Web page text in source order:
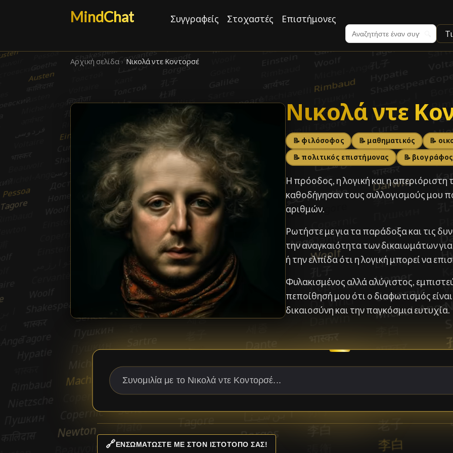
MindChat Συγγραφείς Στοχαστές Επιστήμονες
Αρχική σελίδα › Νικολά ντε Κοντορσέ
Νικολά ντε
Νικολά ντε
📝 φιλόσοφος 📝 μαθηματικός 📝
📝 πολιτικός επιστήμονας 📝 βιογράφος
Η πρόοδος, η λογική και η
καθοδήγησαν τους συλλογισμούς μου
αριθμών.
Ρωτήστε με για τα παράδοξα και τις
την αναγκαιότητα των δικαιωμάτων
ή την ελπίδα ότι η λογική μπορεί να
Φυλακισμένος αλλά αλύγιστος,
πεποίθησή μου ότι ο διαφωτισμός
δικαιοσύνη και την παγκόσμια ευτυχία.
🔗ΕΝΣΩΜΑΤΏΣΤΕ ΜΕ ΣΤΟΝ ΙΣΤΌΤΟΠΌ ΣΑΣ!